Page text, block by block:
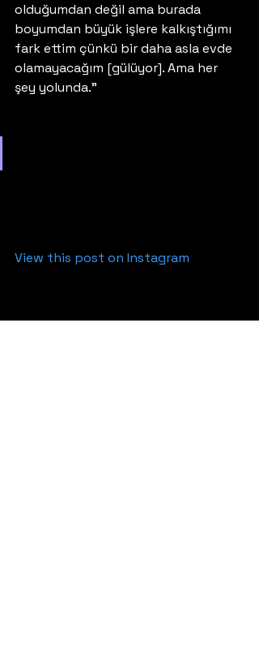
olduğumdan değil ama burada
boyumdan büyük işlere kalkıştığımı
fark ettim çünkü bir daha asla evde
olamayacağım [gülüyor]. Ama her
şey yolunda.”
View this post on Instagram